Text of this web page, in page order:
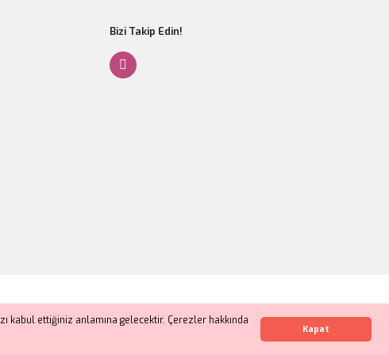
ettiğiniz anlamına gelecektir. Çerezler hakkında
Kapat
Whatsapp İletişim
Gönder
Bizi Takip Edin!